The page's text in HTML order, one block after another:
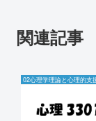
関連記事
02心理学理論と心理的支